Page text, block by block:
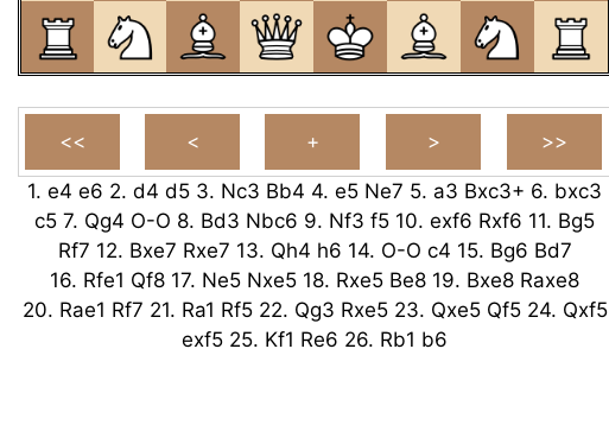
1. e4 e6 2. d4 d5 3. Nc3 Bb4 4. e5 Ne7 5. a3 Bxc3+ 6. bxc3
c5 7. Qg4 O-O 8. Bd3 Nbc6 9. Nf3 f5 10. exf6 Rxf6 11. Bg5
Rf7 12. Bxe7 Rxe7 13. Qh4 h6 14. O-O c4 15. Bg6 Bd7
16. Rfe1 Qf8 17. Ne5 Nxe5 18. Rxe5 Be8 19. Bxe8 Raxe8
20. Rae1 Rf7 21. Ra1 Rf5 22. Qg3 Rxe5 23. Qxe5 Qf5 24. Qxf5
exf5 25. Kf1 Re6 26. Rb1 b6